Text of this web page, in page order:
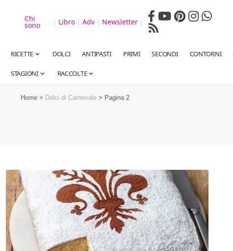
Chi
sono | Libro | Adv | Newsletter |
RICETTE DOLCI ANTIPASTI PRIMI SECONDI CONTORNI
STAGIONI RACCOLTE
Home > Dolci di Carnevale > Pagina 2